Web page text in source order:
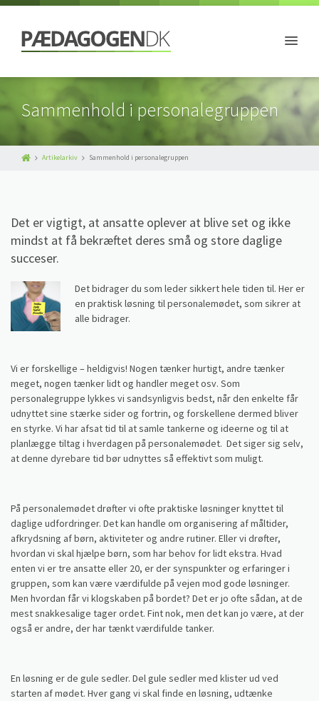
Sammenhold i personalegruppen
Artikelarkiv Sammenhold i personalegruppen
Det er vigtigt, at ansatte oplever at blive set og ikke
mindst at få bekræftet deres små og store daglige
succeser.
Det bidrager du som leder sikkert hele tiden til. Her er
en praktisk løsning til personalemødet, som sikrer at
alle bidrager.
Vi er forskellige – heldigvis! Nogen tænker hurtigt, andre tænker
meget, nogen tænker lidt og handler meget osv. Som
personalegruppe lykkes vi sandsynligvis bedst, når den enkelte får
udnyttet sine stærke sider og fortrin, og forskellene dermed bliver
en styrke. Vi har afsat tid til at samle tankerne og ideerne og til at
planlægge tiltag i hverdagen på personalemødet. Det siger sig selv,
at denne dyrebare tid bør udnyttes så effektivt som muligt.
På personalemødet drøfter vi ofte praktiske løsninger knyttet til
daglige udfordringer. Det kan handle om organisering af måltider,
afkrydsning af børn, aktiviteter og andre rutiner. Eller vi drøfter,
hvordan vi skal hjælpe børn, som har behov for lidt ekstra. Hvad
enten vi er tre ansatte eller 20, er der synspunkter og erfaringer i
gruppen, som kan være værdifulde på vejen mod gode løsninger.
Men hvordan får vi klogskaben på bordet? Det er jo ofte sådan, at de
mest snakkesalige tager ordet. Fint nok, men det kan jo være, at der
også er andre, der har tænkt værdifulde tanker.
En løsning er de gule sedler. Del gule sedler med klister ud ved
starten af mødet. Hver gang vi skal finde en løsning, udtænke